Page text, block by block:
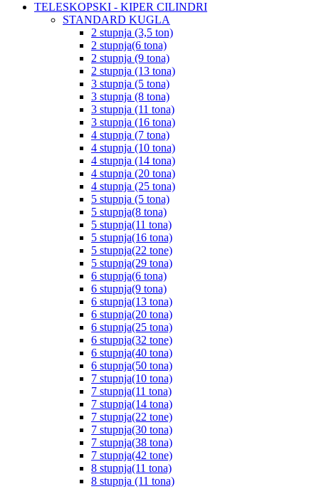
TELESKOPSKI - KIPER CILINDRI
STANDARD KUGLA
2 stupnja (3,5 ton)
2 stupnja(6 tona)
2 stupnja (9 tona)
2 stupnja (13 tona)
3 stupnja (5 tona)
3 stupnja (8 tona)
3 stupnja (11 tona)
3 stupnja (16 tona)
4 stupnja (7 tona)
4 stupnja (10 tona)
4 stupnja (14 tona)
4 stupnja (20 tona)
4 stupnja (25 tona)
5 stupnja (5 tona)
5 stupnja(8 tona)
5 stupnja(11 tona)
5 stupnja(16 tona)
5 stupnja(22 tone)
5 stupnja(29 tona)
6 stupnja(6 tona)
6 stupnja(9 tona)
6 stupnja(13 tona)
6 stupnja(20 tona)
6 stupnja(25 tona)
6 stupnja(32 tone)
6 stupnja(40 tona)
6 stupnja(50 tona)
7 stupnja(10 tona)
7 stupnja(11 tona)
7 stupnja(14 tona)
7 stupnja(22 tone)
7 stupnja(30 tona)
7 stupnja(38 tona)
7 stupnja(42 tone)
8 stupnja(11 tona)
8 stupnja (11 tona)